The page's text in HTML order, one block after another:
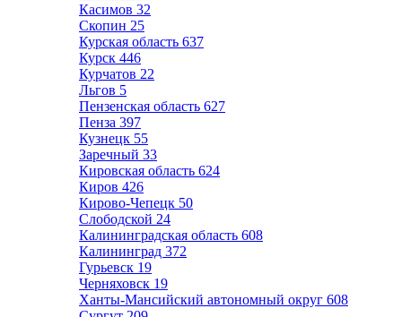
Касимов 32
Скопин 25
Курская область 637
Курск 446
Курчатов 22
Льгов 5
Пензенская область 627
Пенза 397
Кузнецк 55
Заречный 33
Кировская область 624
Киров 426
Кирово-Чепецк 50
Слободской 24
Калининградская область 608
Калининград 372
Гурьевск 19
Черняховск 19
Ханты-Мансийский автономный округ 608